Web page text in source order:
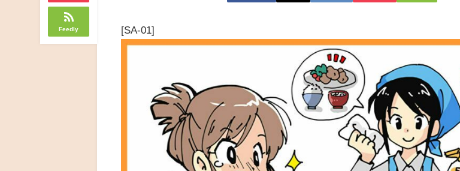
Feedly [SA-01]